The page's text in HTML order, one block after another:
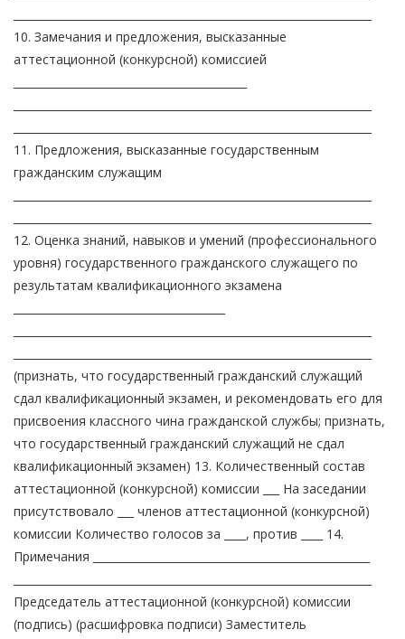
10. Замечания и предложения, высказанные
аттестационной (конкурсной) комиссией
11. Предложения, высказанные государственным
гражданским служащим
12. Оценка знаний, навыков и умений (профессионального
уровня) государственного гражданского служащего по
результатам квалификационного экзамена
(признать, что государственный гражданский служащий
сдал квалификационный экзамен, и рекомендовать его для
присвоения классного чина гражданской службы; признать,
что государственный гражданский служащий не сдал
квалификационный экзамен) 13. Количественный состав
аттестационной (конкурсной) комиссии ___ На заседании
присутствовало ___ членов аттестационной (конкурсной)
комиссии Количество голосов за ____, против ____ 14.
Примечания ___________________________________________________
Председатель аттестационной (конкурсной) комиссии
(подпись) (расшифровка подписи) Заместитель